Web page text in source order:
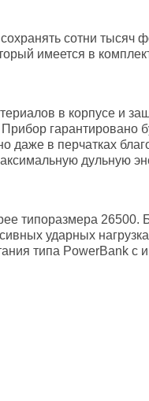
сотни тысяч
имеется в
в корпусе и
гарантировано
даже в перчатках
дульную
типоразмера 26500.
ударных
типа PowerBank с